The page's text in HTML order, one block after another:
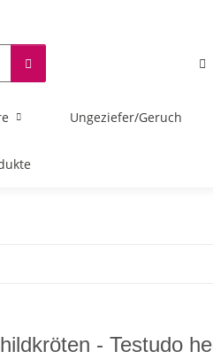
Ungeziefer/Geruch
- Testudo